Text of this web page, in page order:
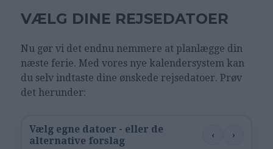
VÆLG DINE REJSEDATOER
Nu gør vi det endnu nemmere at planlægge din
næste ferie. Med vores nye kalendersystem kan
du selv indtaste dine ønskede rejsedatoer. Prøv
det herunder:
Vælg egne datoer - eller de
alternative forslag
‹ ›